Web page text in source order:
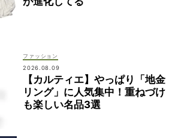
ファッション
2026.08.09
【カルティエ】やっぱり「地金
リング」に人気集中！重ねづけ
も楽しい名品3選